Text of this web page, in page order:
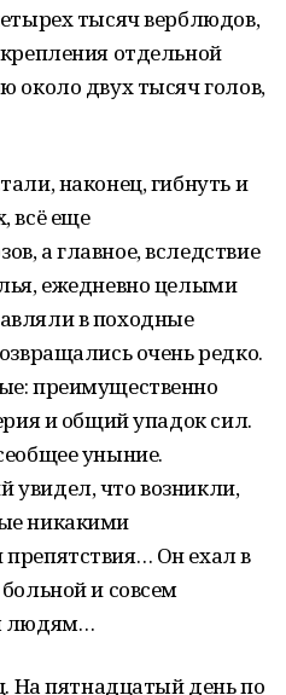
тысяч верблюдов,
отдельной
около двух тысяч голов,
наконец, гибнуть и
всё еще
а главное, вследствие
ежедневно целыми
в походные
очень редко.
преимущественно
и общий упадок сил.
уныние.
увидел, что возникли,
никакими
Он ехал в
и совсем
людям…
На пятнадцатый день по